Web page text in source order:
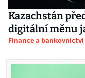
Kazachstán
digitální měnu
Finance a bankovnictví